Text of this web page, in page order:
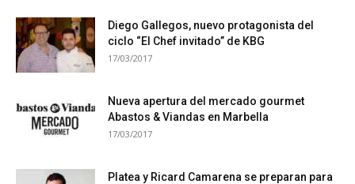
Diego Gallegos, nuevo protagonista del
ciclo “El Chef invitado” de KBG
17/03/2017
Nueva apertura del mercado gourmet
Abastos & Viandas en Marbella
17/03/2017
Platea y Ricard Camarena se preparan para